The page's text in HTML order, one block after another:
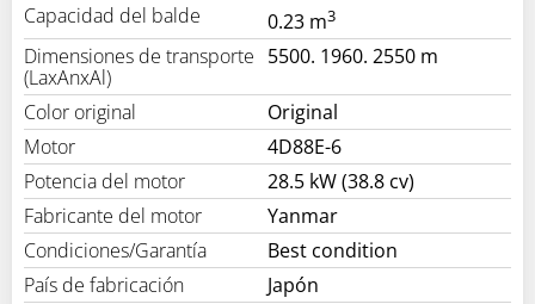
Capacidad del balde
0.23 m3
Dimensiones de transporte
(LaxAnxAl)
5500. 1960. 2550 m
Color original
Original
Motor
4D88E-6
Potencia del motor
28.5 kW (38.8 cv)
Fabricante del motor
Yanmar
Condiciones/Garantía
Best condition
País de fabricación
Japón